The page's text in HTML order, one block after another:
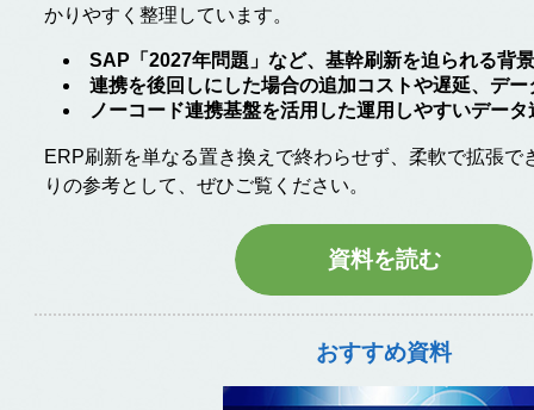
かりやすく整理しています。
SAP「2027年問題」など、基幹刷新を迫られる背
連携を後回しにした場合の追加コストや遅延、デ
ノーコード連携基盤を活用した運用しやすいデータ
ERP刷新を単なる置き換えで終わらせず、柔軟で拡張で
りの参考として、ぜひご覧ください。
資料を読む
おすすめ資料